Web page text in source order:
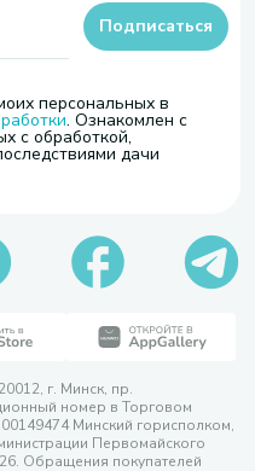
персональных в
. Ознакомлен с
с обработкой,
дачи
Подписаться
г. Минск, пр.
номер в Торговом
Минский горисполком,
Первомайского
Обращения покупателей